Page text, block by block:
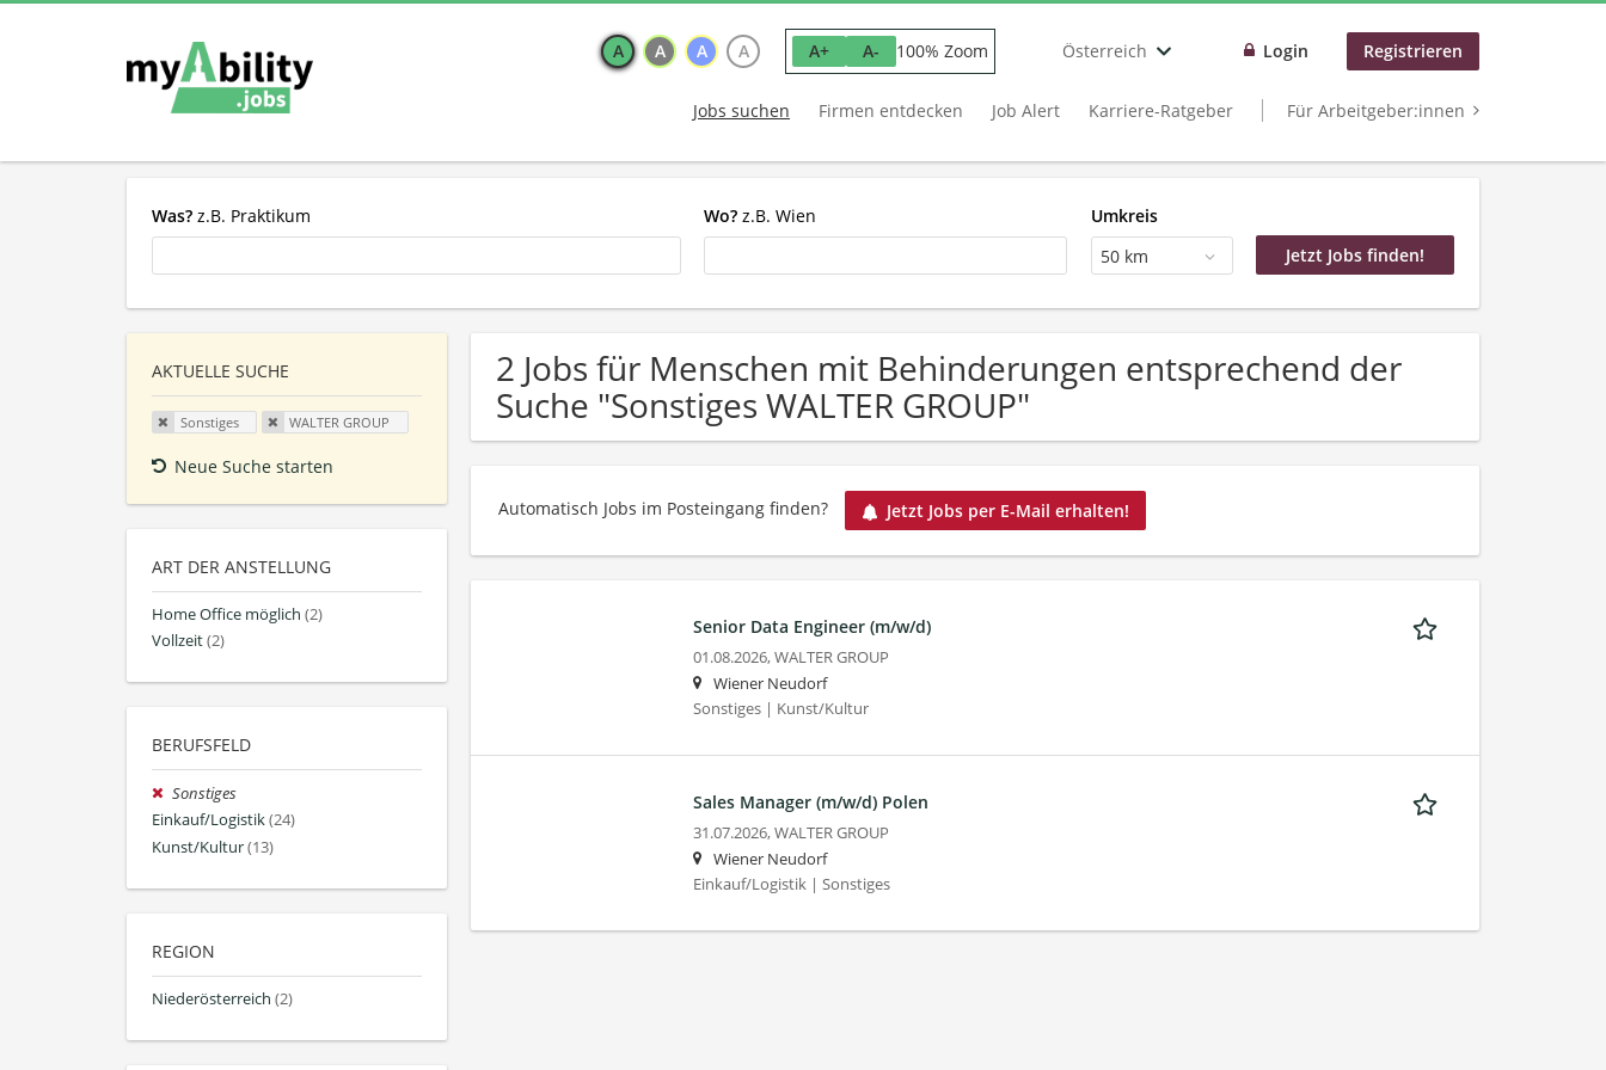
A A A A A+ A- 100% Zoom Österreich Login Registrieren
Jobs suchen Firmen entdecken Job Alert Karriere-Ratgeber Für Arbeitgeber:innen
Was? z.B. Praktikum Wo? z.B. Wien
Umkreis
50 km
AKTUELLE SUCHE
Sonstiges WALTER GROUP
Neue Suche starten
ART DER ANSTELLUNG
Home Office möglich (2)
Vollzeit(2)
BERUFSFELD
Sonstiges
Einkauf/Logistik(24)
Kunst/Kultur(13)
REGION
Niederösterreich (2)
2 Jobs für Menschen mit Behinderungen entsprechend der
Suche "Sonstiges WALTER GROUP"
Automatisch Jobs im Posteingang finden? Jetzt Jobs per E-Mail erhalten!
Senior Data Engineer (m/w/d)
01.08.2026,WALTER GROUP
Wiener Neudorf
Sonstiges | Kunst/Kultur
Sales Manager (m/w/d) Polen
31.07.2026,WALTER GROUP
Wiener Neudorf
Einkauf/Logistik | Sonstiges